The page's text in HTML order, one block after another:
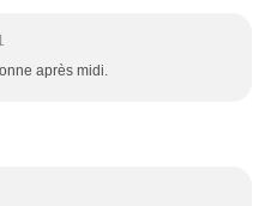
après midi.